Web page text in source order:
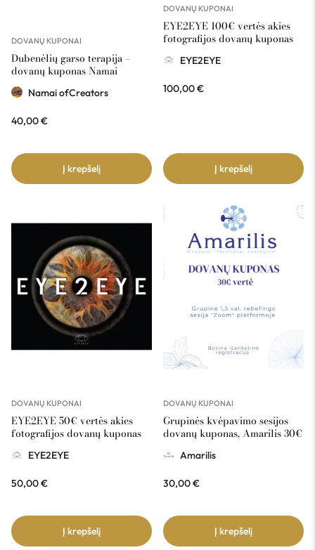
DOVANŲ KUPONAI
Dubenėlių garso terapija –
dovanų kuponas Namai
ofCreators 40€ vertė
Namai ofCreators
40,00€
Į krepšelį
DOVANŲ KUPONAI
EYE2EYE 100€ vertės akies
fotografijos dovanų kuponas
EYE2EYE
100,00€
Į krepšelį
DOVANŲ KUPONAI
EYE2EYE 50€ vertės akies
fotografijos dovanų kuponas
EYE2EYE
50,00€
Į krepšelį
DOVANŲ KUPONAI
Grupinės kvėpavimo sesijos
dovanų kuponas, Amarilis 30€
Amarilis
30,00€
Į krepšelį